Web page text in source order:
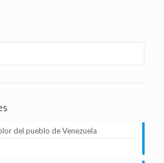
del pueblo de Venezuela